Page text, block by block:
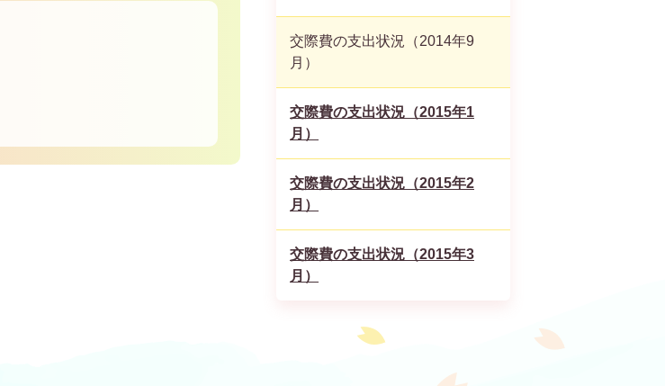
交際費の支出状況（2014年9
月）
交際費の支出状況（2015年1
月）
交際費の支出状況（2015年2
月）
交際費の支出状況（2015年3
月）